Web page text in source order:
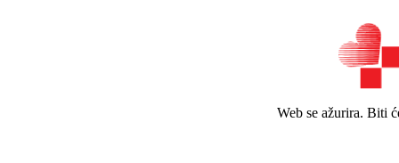
Web se ažurira. Biti